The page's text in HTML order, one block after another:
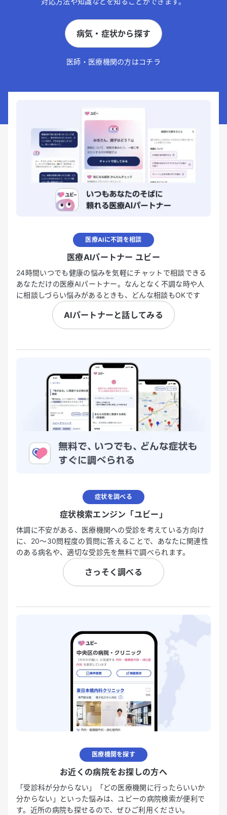
病気・症状から探す
医師・医療機関の方はコチラ
医療AIに不調を相談
医療AIパートナー ユビー
24時間いつでも健康の悩みを気軽にチャットで相談できる
あなただけの医療AIパートナー。なんとなく不調な時や人
に相談しづらい悩みがあるときも、どんな相談もOKです
AIパートナーと話してみる
症状を調べる
症状検索エンジン「ユビー」
体調に不安がある、医療機関への受診を考えている方向け
に、20〜30問程度の質問に答えることで、あなたに関連性
のある病名や、適切な受診先を無料で調べられます。
さっそく調べる
医療機関を探す
お近くの病院をお探しの方へ
「受診科が分からない」「どの医療機関に行ったらいいか
分からない」といった悩みは、ユビーの病院検索が便利で
す。近所の病院も探せるので、ぜひご利用ください。